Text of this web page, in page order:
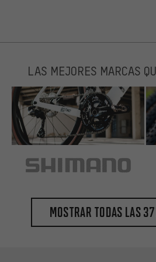
LAS MEJORES MARCAS
Mostrar todas las